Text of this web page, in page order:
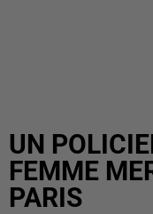
UN
FEMME
PARIS